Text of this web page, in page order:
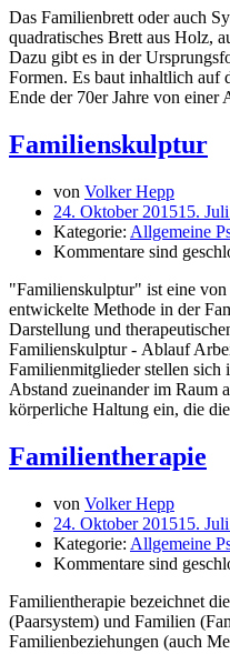
Das Familienbrett oder auch
quadratisches Brett aus Holz,
Dazu gibt es in der
Formen. Es baut inhaltlich auf
Ende der 70er Jahre von einer
Familienskulptur
von Volker Hepp
24. Oktober 201515.
Kategorie: Allgemeine
Kommentare sind
"Familienskulptur" ist eine
entwickelte Methode in der
Darstellung und
Familienskulptur - Ablauf
Familienmitglieder stellen sich
Abstand zueinander im Raum
körperliche Haltung ein, die die
Familientherapie
von Volker Hepp
24. Oktober 201515.
Kategorie: Allgemeine
Kommentare sind
Familientherapie bezeichnet
(Paarsystem) und Familien
Familienbeziehungen (auch